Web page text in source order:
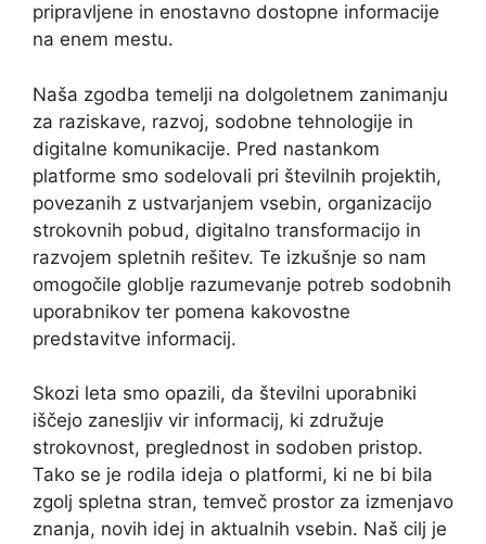
pripravljene in enostavno dostopne informacije
na enem mestu.
Naša zgodba temelji na dolgoletnem zanimanju
za raziskave, razvoj, sodobne tehnologije in
digitalne komunikacije. Pred nastankom
platforme smo sodelovali pri številnih projektih,
povezanih z ustvarjanjem vsebin, organizacijo
strokovnih pobud, digitalno transformacijo in
razvojem spletnih rešitev. Te izkušnje so nam
omogočile globlje razumevanje potreb sodobnih
uporabnikov ter pomena kakovostne
predstavitve informacij.
Skozi leta smo opazili, da številni uporabniki
iščejo zanesljiv vir informacij, ki združuje
strokovnost, preglednost in sodoben pristop.
Tako se je rodila ideja o platformi, ki ne bi bila
zgolj spletna stran, temveč prostor za izmenjavo
znanja, novih idej in aktualnih vsebin. Naš cilj je